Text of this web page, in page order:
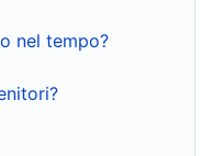
nel tempo?